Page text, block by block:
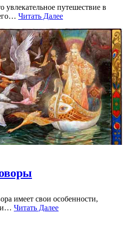
путешествие в
Читать Далее
имеет свои особенности,
Читать Далее